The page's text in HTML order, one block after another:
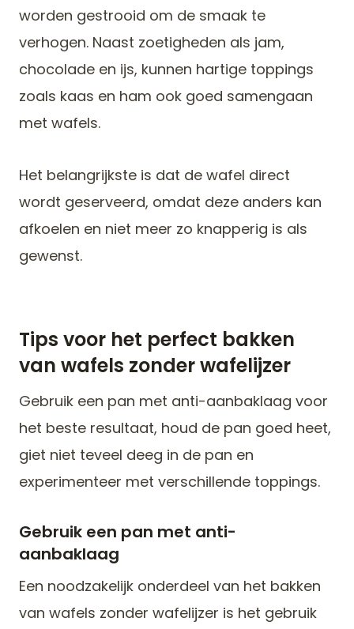
worden gestrooid om de smaak te
verhogen. Naast zoetigheden als jam,
chocolade en ijs, kunnen hartige toppings
zoals kaas en ham ook goed samengaan
met wafels.
Het belangrijkste is dat de wafel direct
wordt geserveerd, omdat deze anders kan
afkoelen en niet meer zo knapperig is als
gewenst.
Tips voor het perfect bakken
van wafels zonder wafelijzer
Gebruik een pan met anti-aanbaklaag voor
het beste resultaat, houd de pan goed heet,
giet niet teveel deeg in de pan en
experimenteer met verschillende toppings.
Gebruik een pan met anti-
aanbaklaag
Een noodzakelijk onderdeel van het bakken
van wafels zonder wafelijzer is het gebruik